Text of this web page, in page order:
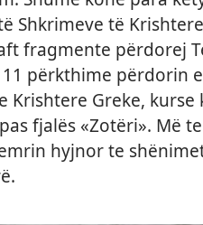
Shkrimeve të
fragmente përdorej
përkthime përdorin
Krishtere Greke,
fjalës «Zotëri». Më
hyjnor te